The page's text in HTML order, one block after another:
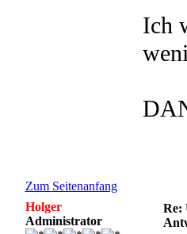
Ich
Zum Seitenanfang
Holger
Administrator
Re: